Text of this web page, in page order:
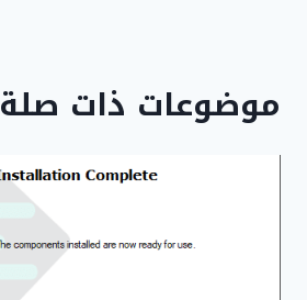
موضوعات ذات صلة